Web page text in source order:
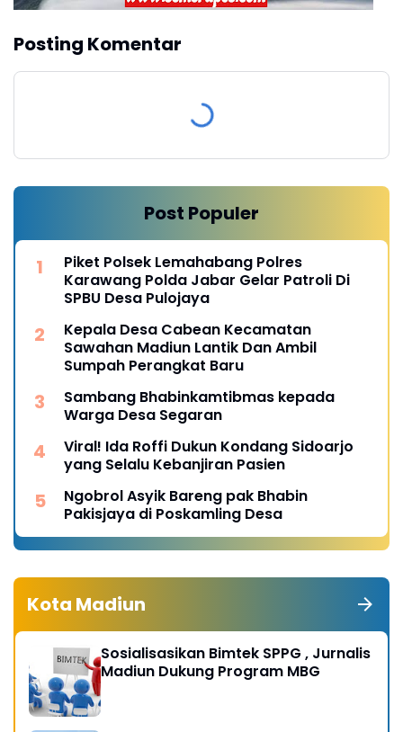
Posting Komentar
Post Populer
Piket Polsek Lemahabang Polres
Karawang Polda Jabar Gelar Patroli Di
SPBU Desa Pulojaya
Kepala Desa Cabean Kecamatan
Sawahan Madiun Lantik Dan Ambil
Sumpah Perangkat Baru
Sambang Bhabinkamtibmas kepada
Warga Desa Segaran
Viral! Ida Roffi Dukun Kondang Sidoarjo
yang Selalu Kebanjiran Pasien
Ngobrol Asyik Bareng pak Bhabin
Pakisjaya di Poskamling Desa
Kota Madiun
Sosialisasikan Bimtek SPPG , Jurnalis
Madiun Dukung Program MBG